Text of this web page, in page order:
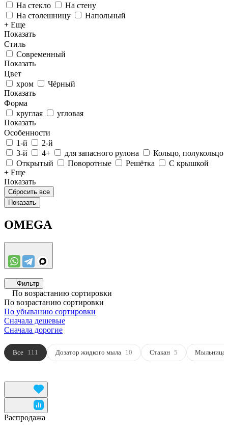
На стекло
На стену
На столешницу
Напольный
+ Еще
Показать
Стиль
Современный
Показать
Цвет
хром
Чёрный
Показать
Форма
круглая
угловая
Показать
Особенности
1-й
2-й
3-й
4+ для запасного рулона
Кольцо, полукольцо
Открытый
Поворотные Решётка
С крышкой
+ Еще
Показать
Сбросить все
OMEGA
Фильтр
По возрастанию сортировки
По возрастанию сортировки
По убыванию сортировки
Сначала дешевые
Сначала дорогие
Все 111 Дозатор жидкого мыла 10 Стакан 5 Мыльница
Распродажа